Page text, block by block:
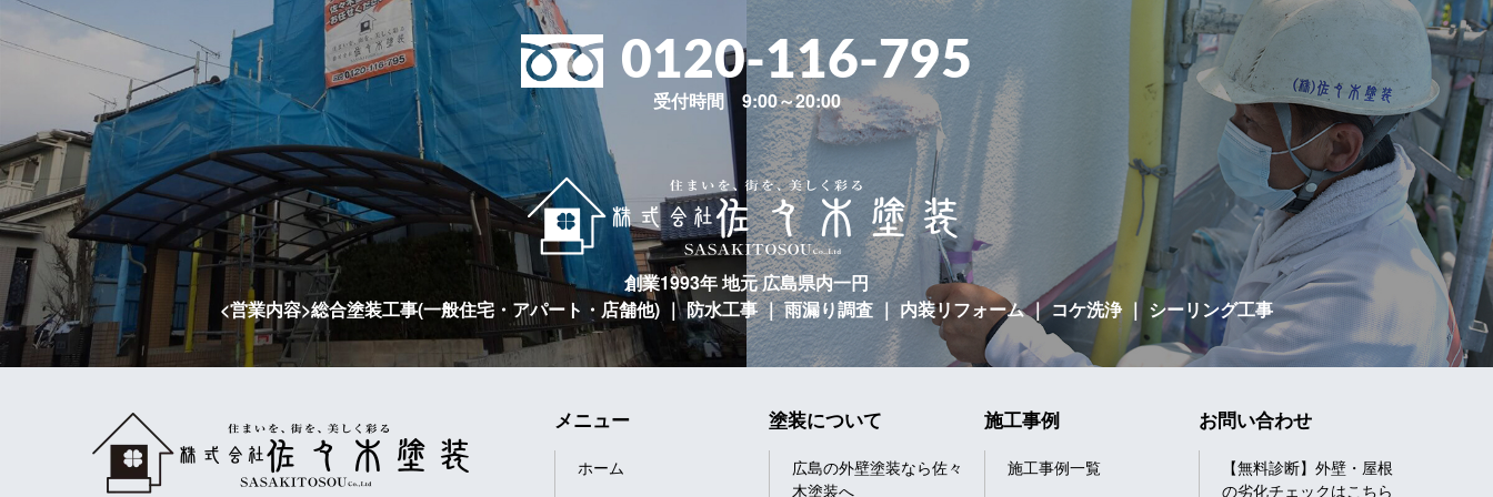
0120-116-795
受付時間 9:00～20:00
創業1993年 地元 広島県内一円
<営業内容>総合塗装工事(一般住宅・アパート・店舗他) ｜ 防水工事 ｜ 雨漏り調査 ｜ 内装リフォーム｜ コケ洗浄 ｜ シーリング工事
メニュー
ホーム
塗装について
広島の外壁塗装なら佐々
木塗装へ
施工事例
施工事例一覧
お問い合わせ
【無料診断】外壁・屋根
の劣化チェックはこちら